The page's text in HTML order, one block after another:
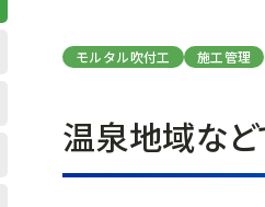
モルタル吹付工 施工管理
温泉地域など